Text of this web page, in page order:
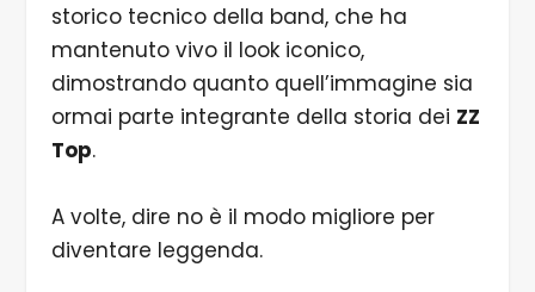
storico tecnico della band, che ha
mantenuto vivo il look iconico,
dimostrando quanto quell’immagine sia
ormai parte integrante della storia dei ZZ
Top.
A volte, dire no è il modo migliore per
diventare leggenda.